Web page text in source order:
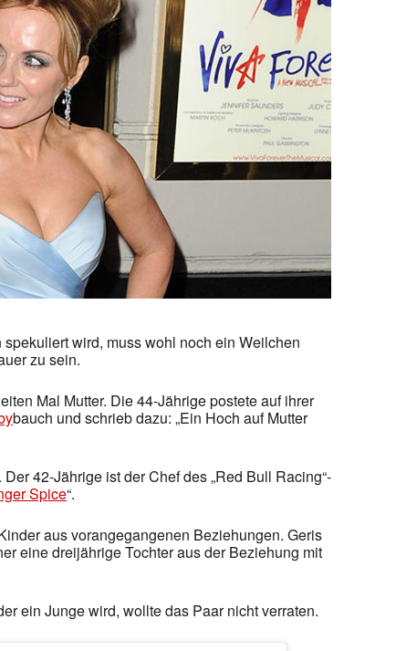
wird, muss wohl noch ein Weilchen
zu sein.
Mal Mutter. Die 44-Jährige postete auf ihrer
bauch und schrieb dazu: „Ein Hoch auf Mutter
Der 42-Jährige ist der Chef des „Red Bull Racing“-
Spice“.
aus vorangegangenen Beziehungen. Geris
eine dreijährige Tochter aus der Beziehung mit
ein Junge wird, wollte das Paar nicht verraten.